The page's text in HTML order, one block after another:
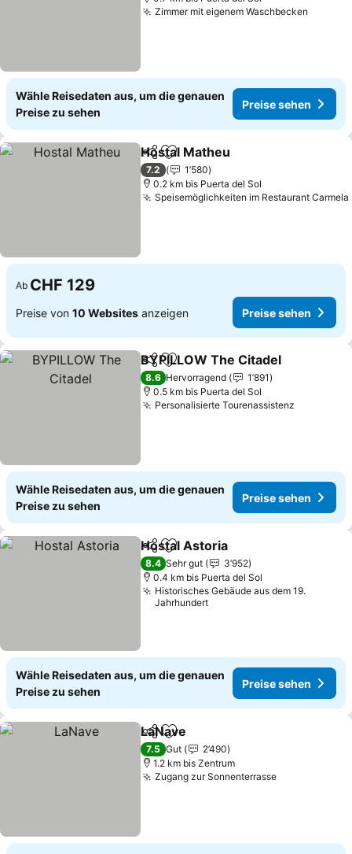
Zimmer mit eigenem Waschbecken
Wähle Reisedaten aus, um die genauen
Preise zu sehen
Preise sehen
TeilenZu Favoriten hinzufügen
Hostal Matheu
7.2
1’580
0.2 km bis Puerta del Sol
Speisemöglichkeiten im Restaurant Carmela
Ab CHF 129
Preise von 10 Websites anzeigen Preise sehen
TeilenZu Favoriten hinzufügen
BYPILLOW The Citadel
8.6 Hervorragend
1’891
0.5 km bis Puerta del Sol
Personalisierte Tourenassistenz
Wähle Reisedaten aus, um die genauen
Preise zu sehen
Preise sehen
TeilenZu Favoriten hinzufügen
Hostal Astoria
8.4 Sehr gut
3’952
0.4 km bis Puerta del Sol
Historisches Gebäude aus dem 19.
Jahrhundert
Wähle Reisedaten aus, um die genauen
Preise zu sehen
Preise sehen
TeilenZu Favoriten hinzufügen
LaNave
7.5 Gut
2’490
1.2 km bis Zentrum
Zugang zur Sonnenterrasse